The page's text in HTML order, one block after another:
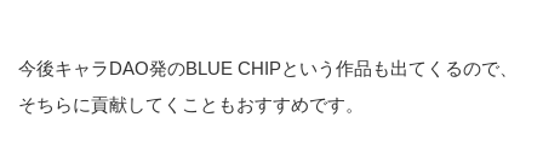
今後キャラDAO発のBLUE CHIPという作品も出てくるので、
そちらに貢献してくこともおすすめです。